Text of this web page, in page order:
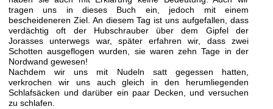
tragen uns in dieses Buch ein, jedoch mit einem
bescheideneren Ziel. An diesem Tag ist uns aufgefallen, dass
verdächtig oft der Hubschrauber über dem Gipfel der
Jorasses unterwegs war, später erfahren wir, dass zwei
Schotten ausgeflogen wurden, sie waren zehn Tage in der
Nordwand gewesen!
Nachdem wir uns mit Nudeln satt gegessen hatten,
verkrochen wir uns auch gleich in den herumliegenden
Schlafsäcken und darüber ein paar Decken, und versuchen
zu schlafen.